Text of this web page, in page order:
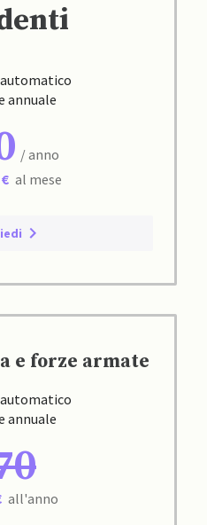
annuale
/ anno
al mese
e forze armate
annuale
all'anno